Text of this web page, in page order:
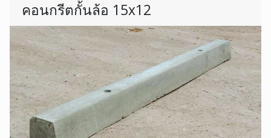
คอนกรีตกั้นล้อ 15x12